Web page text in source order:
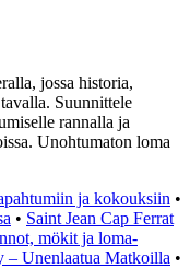
jossa historia,
Suunnittele
rannalla ja
Unohtumaton loma
ja kokouksiin •
• Saint Jean Cap Ferrat
mökit ja loma-
– Unenlaatua Matkoilla •